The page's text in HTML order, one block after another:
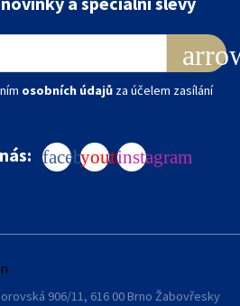
osobních údajů za účelem zasílání
facebookyoutubeinstagram
906/11, 616 00 Brno Žabovřesky